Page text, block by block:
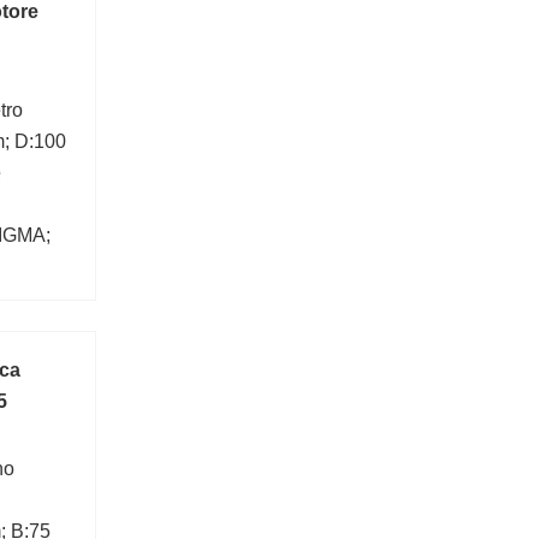
D:100
B:75